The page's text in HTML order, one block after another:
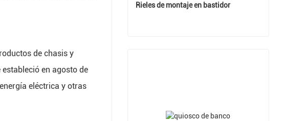
de chasis y
en agosto de
eléctrica y otras
Rieles de montaje en bastidor